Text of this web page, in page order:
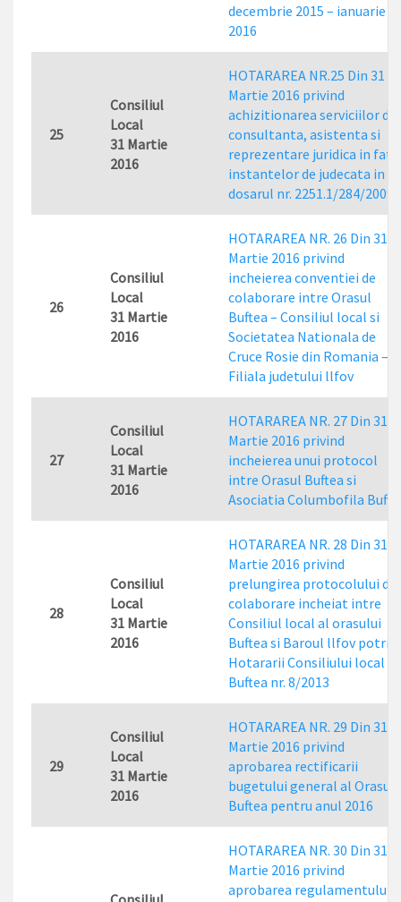
decembrie 2015 – ianuarie
2016
25
Consiliul
Local
31 Martie
2016
HOTARAREA NR.25 Din 31
Martie 2016 privind
achizitionarea serviciilor de
consultanta, asistenta si
reprezentare juridica in fata
instantelor de judecata in
dosarul nr. 2251.1/284/2009
26
Consiliul
Local
31 Martie
2016
HOTARAREA NR. 26 Din 31
Martie 2016 privind
incheierea conventiei de
colaborare intre Orasul
Buftea – Consiliul local si
Societatea Nationala de
Cruce Rosie din Romania –
Filiala judetului llfov
27
Consiliul
Local
31 Martie
2016
HOTARAREA NR. 27 Din 31
Martie 2016 privind
incheierea unui protocol
intre Orasul Buftea si
Asociatia Columbofila
28
Consiliul
Local
31 Martie
2016
HOTARAREA NR. 28 Din 31
Martie 2016 privind
prelungirea protocolului de
colaborare incheiat intre
Consiliul local al orasului
Buftea si Baroul llfov
Hotararii Consiliului local
Buftea nr. 8/2013
29
Consiliul
Local
31 Martie
2016
HOTARAREA NR. 29 Din 31
Martie 2016 privind
aprobarea rectificarii
bugetului general al
Buftea pentru anul 2016
HOTARAREA NR. 30 Din 31
Martie 2016 privind
aprobarea regulamentului